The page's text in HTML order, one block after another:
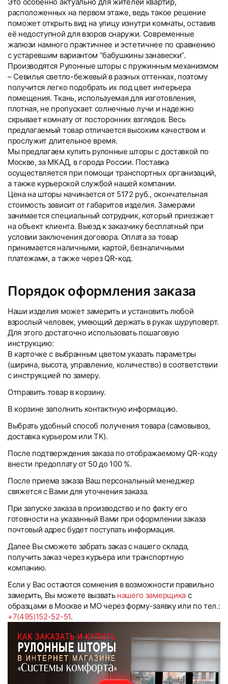
расположенных на первом этаже, ведь такое решение
поможет открыть вид на улицу изнутри комнаты, оставив
её недоступной для взоров снаружи. Современные
жалюзи намного практичнее и эстетичнее по сравнению
с устаревшим вариантом “бабушкины занавески”.
Производятся Рулонные шторы с пружинным механизмом
– Севилья светло-бежевый в разных оттенках, поэтому
получится легко подобрать их под цвет интерьера
помещения. Ткань, используемая для изготовления,
плотная, не пропускает солнечные лучи и надежно
скрывает комнату от посторонних взглядов. Весь
предлагаемый товар отличается высоким качеством и
прослужит длительное время.
Мы предлагаем купить рулонные шторы с доставкой по
Москве, за МКАД, в города России. Поставка
осуществляется при помощи транспортных организаций,
а также курьерской службой нашей компании.
Цена на шторы начинается от 5172 руб., окончательная
стоимость зависит от габаритов изделия. Замерами
занимается специальный сотрудник, который приезжает
на объект клиента. Выезд к заказчику бесплатный при
условии заключения договора. Оплата за товар
принимается наличными, картой, безналичными
платежами, а также через QR-код.
Порядок оформления заказа
Наши изделия может замерить и установить любой
взрослый человек, умеющий держать в руках шуруповерт.
Для этого достаточно использовать пошаговую
инструкцию:
В карточке с выбранным цветом указать параметры
(ширина, высота, управление, количество) в соответствии
с инструкцией по замеру.
Отправить товар в корзину.
В корзине заполнить контактную информацию.
Выбрать удобный способ получения товара (самовывоз,
доставка курьером или ТК).
После подтверждения заказа по отображаемому QR-коду
внести предоплату от 50 до 100 %.
После приема заказа Ваш персональный менеджер
свяжется с Вами для уточнения заказа.
При запуске заказа в производство и по факту его
готовности на указанный Вами при оформлении заказа
почтовый адрес будет поступать информация.
Далее Вы сможете забрать заказ с нашего склада,
получить заказ через курьера или транспортную
компанию.
Если у Вас остаются сомнения в возможности правильно
замерить, Вы можете вызвать нашего замерщикас
образцами в Москве и МО через форму-заявку или по тел.:
+7(495)152-52-51.